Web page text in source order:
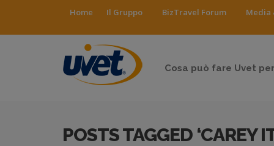
Home Il Gruppo BizTravel Forum Media
Cosa può fare Uvet
POSTS TAGGED ‘CAREY